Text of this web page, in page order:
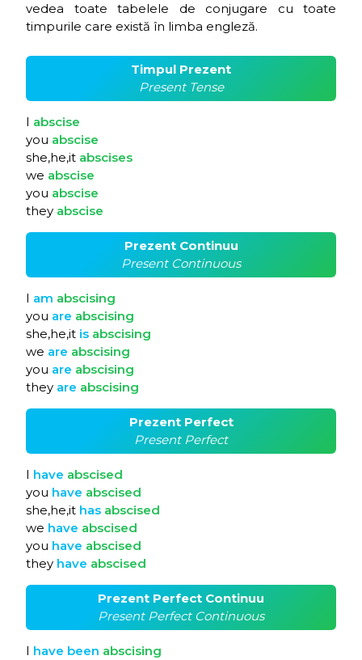
vedea toate tabelele de conjugare cu toate
timpurile care există în limba engleză.
Timpul Prezent
Present Tense
I abscise
you abscise
she,he,it abscises
we abscise
you abscise
they abscise
Prezent Continuu
Present Continuous
I am abscising
you are abscising
she,he,it is abscising
we are abscising
you are abscising
they are abscising
Prezent Perfect
Present Perfect
I have abscised
you have abscised
she,he,it has abscised
we have abscised
you have abscised
they have abscised
Prezent Perfect Continuu
Present Perfect Continuous
I have been abscising